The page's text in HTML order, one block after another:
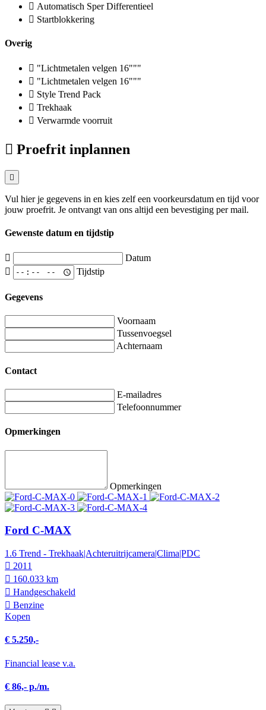
Automatisch Sper Differentieel
Startblokkering
Overig
"Lichtmetalen velgen 16"""
"Lichtmetalen velgen 16"""
Style Trend Pack
Trekhaak
Verwarmde voorruit
Proefrit inplannen
Vul hier je gegevens in en kies zelf een voorkeursdatum en tijd voor
jouw proefrit. Je ontvangt van ons altijd een bevestiging per mail.
Gewenste datum en tijdstip
Datum
Tijdstip
Gegevens
Voornaam
Tussenvoegsel
Achternaam
Contact
E-mailadres
Telefoonnummer
Opmerkingen
Opmerkingen
Ford C-MAX
1.6 Trend - Trekhaak|Achteruitrijcamera|Clima|PDC
2011
160.033 km
Hand­geschakeld
Benzine
Kopen
€ 5.250,-
Financial lease v.a.
€ 86,- p./m.